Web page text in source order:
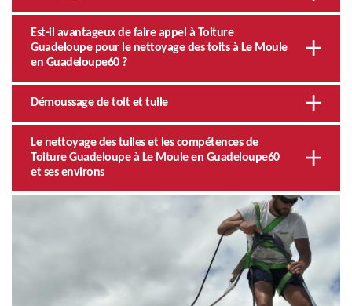
Est-il avantageux de faire appel à Toiture
Guadeloupe pour le nettoyage des toits à Le Moule
en Guadeloupe60 ?
Démoussage de toit et tuile
Le nettoyage des tuiles et les compétences de
Toiture Guadeloupe à Le Moule en Guadeloupe60
et ses environs